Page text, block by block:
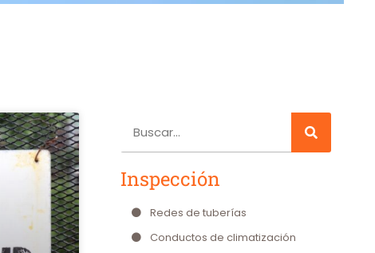
Inspección
Redes de tuberías
Conductos de climatización